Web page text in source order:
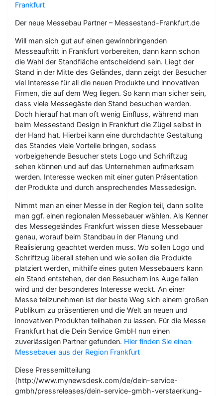
Frankfurt
Der neue Messebau Partner – Messestand-Frankfurt.de
Will man sich gut auf einen gewinnbringenden
Messeauftritt in Frankfurt vorbereiten, dann kann schon
die Wahl der Standfläche entscheidend sein. Liegt der
Stand in der Mitte des Geländes, dann zeigt der Besucher
viel Interesse für all die neuen Produkte und innovativen
Firmen, die auf dem Weg liegen. So kann man sicher sein,
dass viele Messegäste den Stand besuchen werden.
Doch hierauf hat man oft wenig Einfluss, während man
beim Messestand Design in Frankfurt die Zügel selbst in
der Hand hat. Hierbei kann eine durchdachte Gestaltung
des Standes viele Vorteile bringen, sodass
vorbeigehende Besucher stets Logo und Schriftzug
sehen können und auf das Unternehmen aufmerksam
werden. Interesse wecken mit einer guten Präsentation
der Produkte und durch ansprechendes Messedesign.
Nimmt man an einer Messe in der Region teil, dann sollte
man ggf. einen regionalen Messebauer wählen. Als Kenner
des Messegeländes Frankfurt wissen diese Messebauer
genau, worauf beim Standbau in der Planung und
Realisierung geachtet werden muss. Wo sollen Logo und
Schriftzug überall stehen und wie sollen die Produkte
platziert werden, mithilfe eines guten Messebauers kann
ein Stand entstehen, der den Besuchern ins Auge fallen
wird und der besonderes Interesse weckt. An einer
Messe teilzunehmen ist der beste Weg sich einem großen
Publikum zu präsentieren und die Welt an neuen und
innovativen Produkten teilhaben zu lassen. Für die Messe
Frankfurt hat die Dein Service GmbH nun einen
zuverlässigen Partner gefunden. Hier finden Sie einen
Messebauer aus der Region Frankfurt
Diese Pressemitteilung
(http://www.mynewsdesk.com/de/dein-service-
gmbh/pressreleases/dein-service-gmbh-verstaerkung-